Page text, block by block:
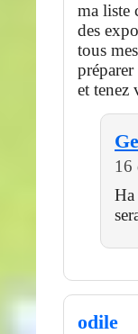
ma liste
des
tous
et tenez
16
Ha
odile